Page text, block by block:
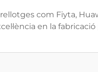
com Fiyta,
en la